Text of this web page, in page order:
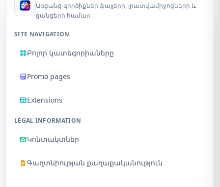
Առցանց գործիքներ ֆայլերի, լրատվամիջոցների և
ցանցերի համար
SITE NAVIGATION
Բոլոր կատեգորիաները
Promo pages
Extensions
LEGAL INFORMATION
Կոնտակտներ
Գաղտնիության քաղաքականություն